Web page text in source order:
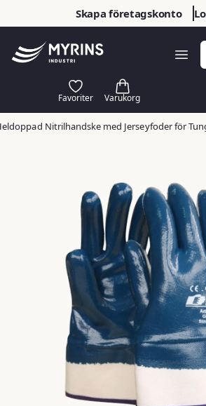
Skapa företagskonto
Nitrilhandske med Jerseyfoder för